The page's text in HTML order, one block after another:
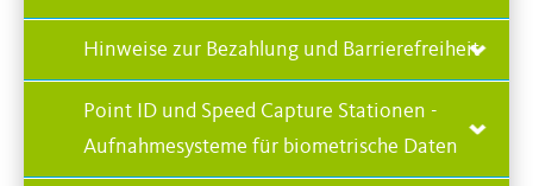
Hinweise zur Bezahlung und Barrierefreiheit
Point ID und Speed Capture Stationen -
Aufnahmesysteme für biometrische Daten